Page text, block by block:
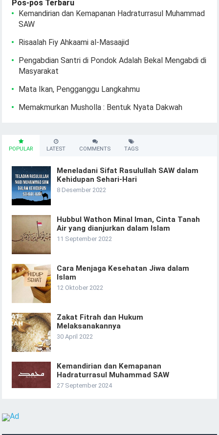
Pos-pos Terbaru
Kemandirian dan Kemapanan Hadraturrasul Muhammad
SAW
Risaalah Fiy Ahkaami al-Masaajid
Pengabdian Santri di Pondok Adalah Bekal Mengabdi di
Masyarakat
Mata Ikan, Pengganggu Langkahmu
Memakmurkan Musholla : Bentuk Nyata Dakwah
POPULAR LATEST COMMENTS TAGS
Meneladani Sifat Rasulullah SAW dalam
Kehidupan Sehari-Hari
8 Desember 2022
Hubbul Wathon Minal Iman, Cinta Tanah
Air yang dianjurkan dalam Islam
11 September 2022
Cara Menjaga Kesehatan Jiwa dalam
Islam
12 Oktober 2022
Zakat Fitrah dan Hukum
Melaksanakannya
30 April 2022
Kemandirian dan Kemapanan
Hadraturrasul Muhammad SAW
27 September 2024